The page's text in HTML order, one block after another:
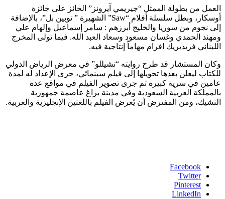
العمل من بطولة الممثل “جيريمي آيرونز” الحائز على جائزة
أوسكار، وبطل سلسلة أفلام “Saw” الشهيرة ” توبين بل”، بالإضافة
إلى نجوم من سوريا والخليج أبرزهم : سامر إسماعيل وإلهام علي
ومهند الحمدي وغسان مسعود وسعاد العبد الله. فيما تولى المخرج
اللبناني فريديريك افرام مهاماً إنتاجية فيه.
وكان المستشار قد طرح روايته “تشيللو” في معرض الرياض الدولي
للكتاب ليعلن بعدها تحويلها إلى فيلم سينمائي، جرى الإعداد له لمدة
عامين في سرية كبيرة ثم جرى تصوير الفيلم في مواقع عدة
بالمملكة العربية السعودية وفي مدينة براغ عاصمة جمهورية
التشيك، ومن المفترض أن يُعرض الفيلم باللغتين الإنجليزية والعربية.
Facebook
Twitter
Pinterest
LinkedIn